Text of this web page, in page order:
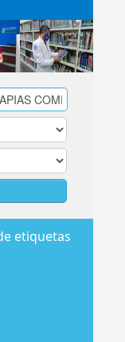
etiquetas